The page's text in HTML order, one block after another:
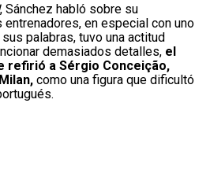
, Sánchez habló sobre su
en especial con uno
palabras, tuvo una actitud
demasiados detalles, el
refirió a Sérgio Conceição,
como una figura que dificultó